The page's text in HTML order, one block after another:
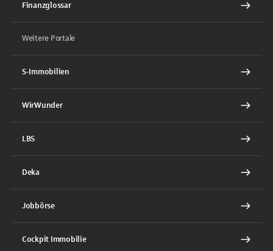
Finanzglossar
Weitere Portale
S-Immobilien
WirWunder
LBS
Deka
Jobbörse
Cockpit Immobilie